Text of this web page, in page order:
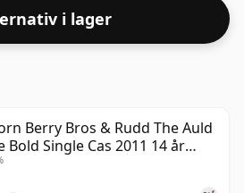
fulla smaken av whisky.
i lager
Berry Bros & Rudd The Auld
Bold Single Cas 2011 14 år